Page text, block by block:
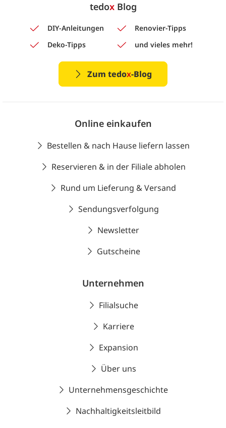
tedoxBlog
DIY-Anleitungen
Renovier-Tipps
Deko-Tipps
und vieles mehr!
Zum tedox-Blog
Online einkaufen
Bestellen & nach Hause liefern lassen
Reservieren & in der Filiale abholen
Rund um Lieferung & Versand
Sendungsverfolgung
Newsletter
Gutscheine
Unternehmen
Filialsuche
Karriere
Expansion
Über uns
Unternehmensgeschichte
Nachhaltigkeitsleitbild